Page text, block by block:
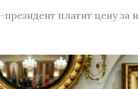
платит цену за